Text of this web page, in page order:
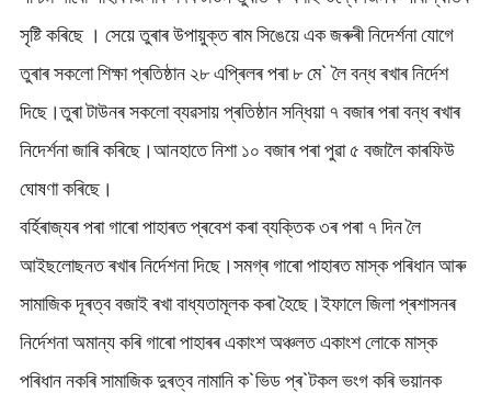
সৃষ্টি কৰিছে । সেয়ে তুৰাৰ উপায়ুক্ত ৰাম সিঙেয়ে এক জৰুৰী নিদেৰ্শনা যোগে
তুৰাৰ সকলো শিক্ষা প্ৰতিষ্ঠান ২৮ এপ্ৰিলৰ পৰা ৮ মে` লৈ বন্ধ ৰখাৰ নিৰ্দেশ
দিছে।তুৰা টাউনৰ সকলো ব্যৱসায় প্ৰতিষ্ঠান সন্ধিয়া ৭ বজাৰ পৰা বন্ধ ৰখাৰ
নিদেৰ্শনা জাৰি কৰিছে।আনহাতে নিশা ১০ বজাৰ পৰা পুৱা ৫ বজালৈ কাৰফিউ
ঘোষণা কৰিছে।
বৰ্হিৰাজ্যৰ পৰা গাৰো পাহাৰত প্ৰবেশ কৰা ব্যক্তিক ৩ৰ পৰা ৭ দিন লৈ
আইছলোছনত ৰখাৰ নিৰ্দেশনা দিছে।সমগ্ৰ গাৰো পাহাৰত মাস্ক পৰিধান আৰু
সামাজিক দূৰত্ব বজাই ৰখা বাধ্যতামূলক কৰা হৈছে।ইফালে জিলা প্ৰশাসনৰ
নিৰ্দেশনা অমান্য কৰি গাৰো পাহাৰৰ একাংশ অঞ্চলত একাংশ লোকে মাস্ক
পৰিধান নকৰি সামাজিক দুৰত্ব নামানি ক`ভিড প্ৰ`টকল ভংগ কৰি ভয়ানক